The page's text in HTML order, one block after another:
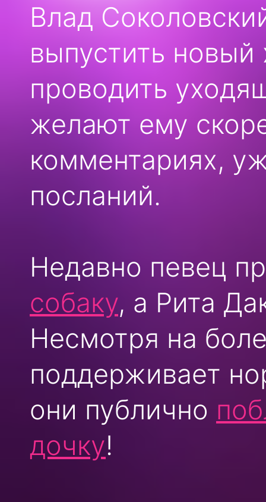
Влад
выпустить новый
проводить
желают ему
комментариях,
посланий.
Недавно певец
собаку, а Рита
Несмотря на
поддерживает
они публично
дочку!